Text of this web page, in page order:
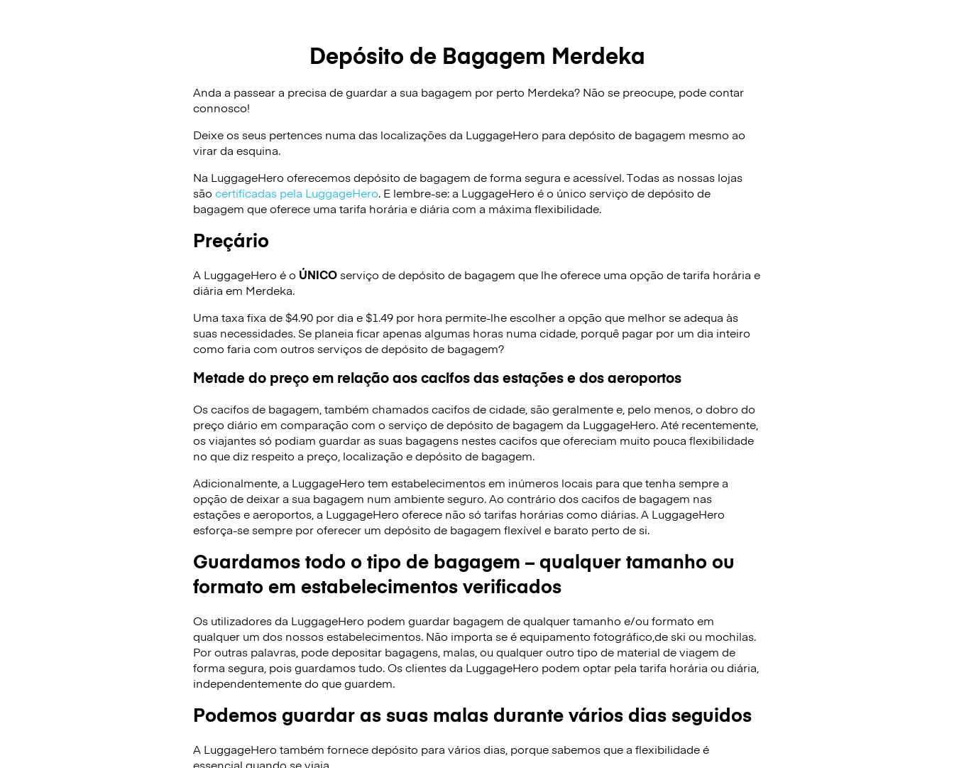
Depósito de Bagagem Merdeka
Anda a passear a precisa de guardar a sua bagagem por perto Merdeka? Não se preocupe, pode contar
connosco!
Deixe os seus pertences numa das localizações da LuggageHero para depósito de bagagem mesmo ao
virar da esquina.
Na LuggageHero oferecemos depósito de bagagem de forma segura e acessível. Todas as nossas lojas
são certificadas pela LuggageHero. E lembre-se: a LuggageHero é o único serviço de depósito de
bagagem que oferece uma tarifa horária e diária com a máxima flexibilidade.
Preçário
A LuggageHero é o ÚNICOserviço de depósito de bagagem que lhe oferece uma opção de tarifa horária e
diária em Merdeka.
Uma taxa fixa de $4.90 por dia e $1.49 por hora permite-lhe escolher a opção que melhor se adequa às
suas necessidades. Se planeia ficar apenas algumas horas numa cidade, porquê pagar por um dia inteiro
como faria com outros serviços de depósito de bagagem?
Metade do preço em relação aos cacifos das estações e dos aeroportos
Os cacifos de bagagem, também chamados cacifos de cidade, são geralmente e, pelo menos, o dobro do
preço diário em comparação com o serviço de depósito de bagagem da LuggageHero. Até recentemente,
os viajantes só podiam guardar as suas bagagens nestes cacifos que ofereciam muito pouca flexibilidade
no que diz respeito a preço, localização e depósito de bagagem.
Adicionalmente, a LuggageHero tem estabelecimentos em inúmeros locais para que tenha sempre a
opção de deixar a sua bagagem num ambiente seguro. Ao contrário dos cacifos de bagagem nas
estações e aeroportos, a LuggageHero oferece não só tarifas horárias como diárias. A LuggageHero
esforça-se sempre por oferecer um depósito de bagagem flexível e barato perto de si.
Guardamos todo o tipo de bagagem – qualquer tamanho ou
formato em estabelecimentos verificados
Os utilizadores da LuggageHero podem guardar bagagem de qualquer tamanho e/ou formato em
qualquer um dos nossos estabelecimentos. Não importa se é equipamento fotográfico,de ski ou mochilas.
Por outras palavras, pode depositar bagagens, malas, ou qualquer outro tipo de material de viagem de
forma segura, pois guardamos tudo. Os clientes da LuggageHero podem optar pela tarifa horária ou diária,
independentemente do que guardem.
Podemos guardar as suas malas durante vários dias seguidos
A LuggageHero também fornece depósito para vários dias, porque sabemos que a flexibilidade é
essencial quando se viaja.